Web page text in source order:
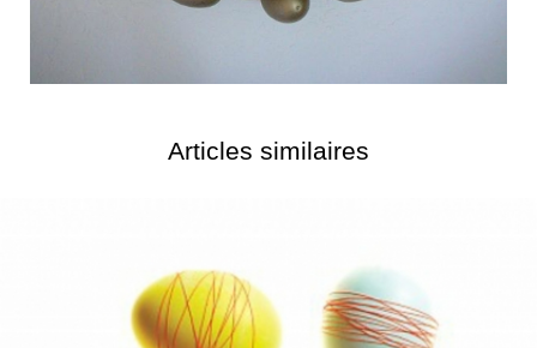
Articles similaires